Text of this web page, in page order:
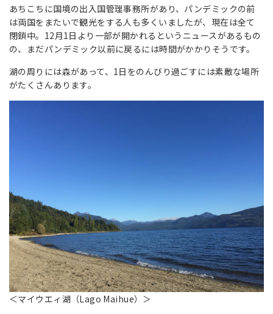
あちこちに国境の出入国管理事務所があり、パンデミックの前
は両国をまたいで観光をする人も多くいましたが、現在は全て
閉鎖中。12月1日より一部が開かれるというニュースがあるもの
の、まだパンデミック以前に戻るには時間がかかりそうです。
湖の周りには森があって、1日をのんびり過ごすには素敵な場所
がたくさんあります。
＜マイウエィ湖（Lago Maihue）＞